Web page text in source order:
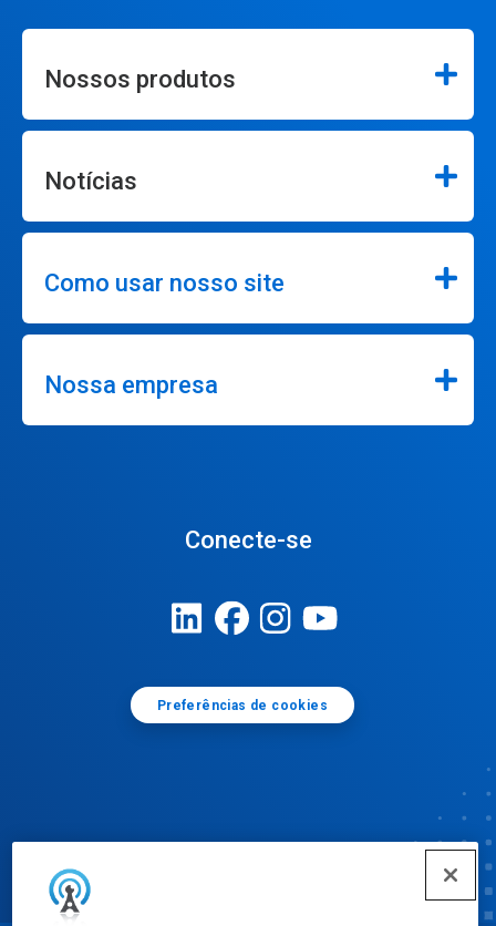
Nossos produtos
Notícias
Como usar nosso site
Nossa empresa
Conecte-se
Preferências de cookies